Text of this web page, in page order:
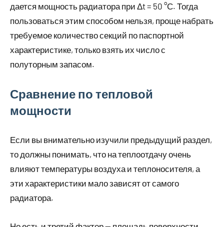
дается мощность радиатора при Δt = 50 °С. Тогда
пользоваться этим способом нельзя, проще набрать
требуемое количество секций по паспортной
характеристике, только взять их число с
полуторным запасом.
Сравнение по тепловой
мощности
Если вы внимательно изучили предыдущий раздел,
то должны понимать, что на теплоотдачу очень
влияют температуры воздуха и теплоносителя, а
эти характеристики мало зависят от самого
радиатора.